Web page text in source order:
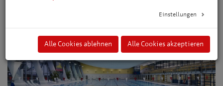
Einstellungen
Alle Cookies ablehnen Alle Cookies akzeptieren